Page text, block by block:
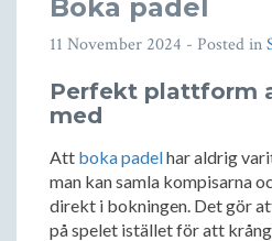
Boka padel
11 November 2024 - Posted in
Perfekt plattform
med
Att boka padelhar aldrig
man kan samla kompisarna
direkt i bokningen. Det gör
på spelet istället för att